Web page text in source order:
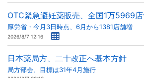
OTC緊急避妊薬販売、全国1万5969
厚労省・今月3日時点、6月から1381店舗増
2026/8/7 12:16
日本薬局方、二十改正へ基本方針
局方部会、目標は31年4月施行